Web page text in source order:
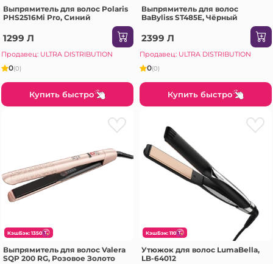
Выпрямитель для волос Polaris
PHS2516Mi Pro, Синий
1299 Л
Продавец: ULTRA DISTRIBUTION
0(0)
Купить быстро
Выпрямитель для волос
BaByliss ST485E, Чёрный
2399 Л
Продавец: ULTRA DISTRIBUTION
0(0)
Купить быстро
КэшБэк: 1350
Выпрямитель для волос Valera
SQP 200 RG, Розовое Золото
КэшБэк: 110
Утюжок для волос LumaBella,
LB-64012